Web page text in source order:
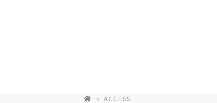
ACCESS